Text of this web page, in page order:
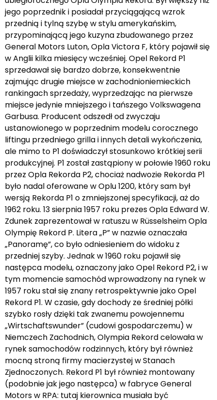
jego poprzednik i posiadał przyciągającą wzrok
przednią i tylną szybę w stylu amerykańskim,
przypominającą jego kuzyna zbudowanego przez
General Motors Luton, Opla Victora F, który pojawił się
w Anglii kilka miesięcy wcześniej. Opel Rekord P1
sprzedawał się bardzo dobrze, konsekwentnie
zajmując drugie miejsce w zachodnioniemieckich
rankingach sprzedaży, wyprzedzając na pierwsze
miejsce jedynie mniejszego i tańszego Volkswagena
Garbusa. Producent odszedł od zwyczaju
ustanowionego w poprzednim modelu corocznego
liftingu przedniego grilla i innych detali wykończenia,
ale mimo to P1 doświadczył stosunkowo krótkiej serii
produkcyjnej. P1 został zastąpiony w połowie 1960 roku
przez Opla Rekorda P2, chociaż nadwozie Rekorda P1
było nadal oferowane w Oplu 1200, który sam był
wersją Rekorda P1 o zmniejszonej specyfikacji, aż do
1962 roku. 13 sierpnia 1957 roku prezes Opla Edward W.
Zdunek zaprezentował w ratuszu w Rüsselsheim Opla
Olympię Rekord P. Litera „P” w nazwie oznaczała
„Panoramę”, co było odniesieniem do widoku z
przedniej szyby. Jednak w 1960 roku pojawił się
następca modelu, oznaczony jako Opel Rekord P2, i w
tym momencie samochód wprowadzony na rynek w
1957 roku stał się znany retrospektywnie jako Opel
Rekord P1. W czasie, gdy dochody ze średniej półki
szybko rosły dzięki tak zwanemu powojennemu
„Wirtschaftswunder” (cudowi gospodarczemu) w
Niemczech Zachodnich, Olympia Rekord celowała w
rynek samochodów rodzinnych, który był również
mocną stroną firmy macierzystej w Stanach
Zjednoczonych. Rekord P1 był również montowany
(podobnie jak jego następca) w fabryce General
Motors w RPA: tutaj kierownica musiała być